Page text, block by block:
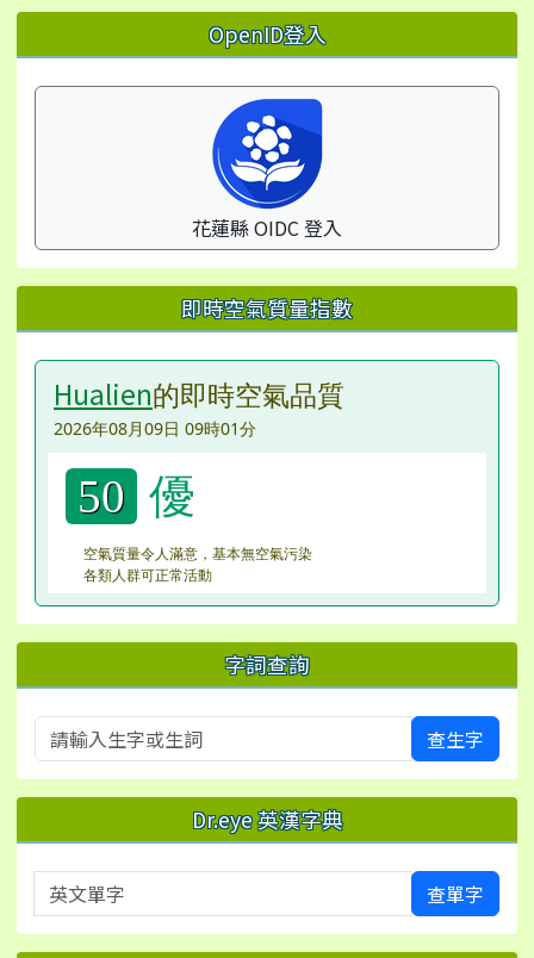
左邊區域內容 OpenID登入
花蓮縣 OIDC 登入
即時空氣質量指數
Hualien的即時空氣品質
2026年08月09日 09時01分
50 優
空氣質量令人滿意，基本無空氣污染
各類人群可正常活動
字詞查詢
查生字
Dr.eye 英漢字典
英文單字 查單字